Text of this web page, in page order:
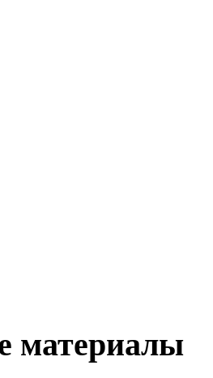
материалы